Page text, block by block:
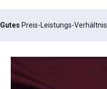
Gutes Preis-Leistungs-Verhältnis